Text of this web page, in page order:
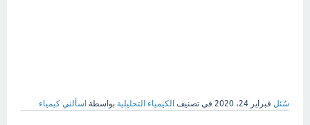
سُئل فبراير 24، 2020 في تصنيف الكيمياء التحليلية بواسطة اسألني كيمياء